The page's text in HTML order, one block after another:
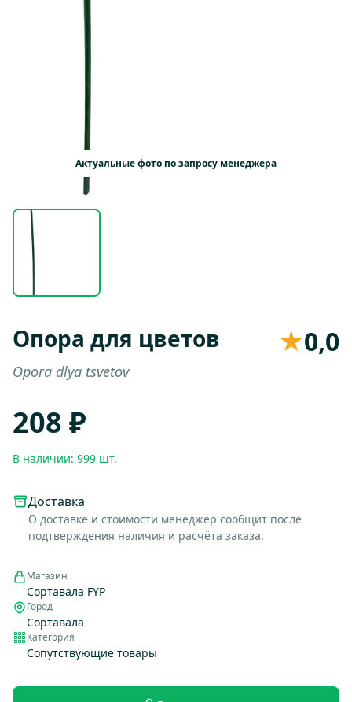
Актуальные фото по запросу менеджера
Опора для цветов ★0,0
Opora dlya tsvetov
208 ₽
В наличии: 999 шт.
Доставка
О доставке и стоимости менеджер сообщит после
подтверждения наличия и расчёта заказа.
Магазин
Сортавала FYP
Город
Сортавала
Категория
Сопутствующие товары